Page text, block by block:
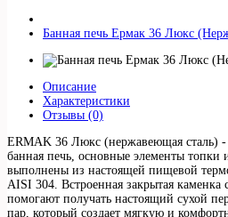
Банная печь Ермак 36 Люкс
Описание
Характеристики
Отзывы (0)
ERMAK 36 Люкс (нержавеющая сталь) -
банная печь, основные элементы топки
выполнены из настоящей пищевой
AISI 304. Встроенная закрытая каменка
помогают получать настоящий сухой
пар, который создает мягкую и